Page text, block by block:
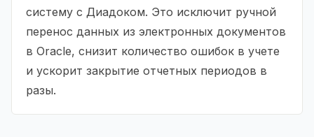
систему с Диадоком. Это исключит ручной
перенос данных из электронных документов
в Oracle, снизит количество ошибок в учете
и ускорит закрытие отчетных периодов в
разы.